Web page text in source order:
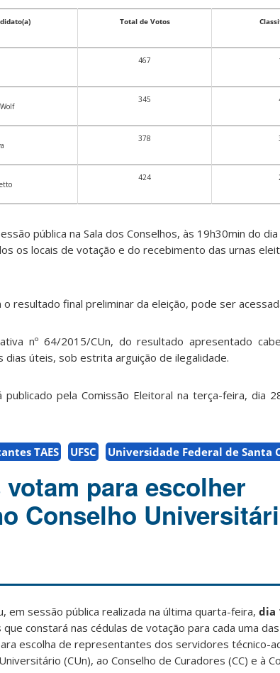
Total de Votos
467
345
378
424
pública na Sala dos Conselhos, às 19h30min do
os locais de votação e do recebimento das urnas
resultado final preliminar da eleição, pode ser
nº 64/2015/CUn, do resultado apresentado
úteis, sob estrita arguição de ilegalidade.
pela Comissão Eleitoral na terça-feira, dia
TAES UFSC Universidade Federal de Santa
para escolher
Conselho
em sessão pública realizada na última quarta-feira, dia
constará nas cédulas de votação para cada uma das
escolha de representantes dos servidores técnico-
(CUn), ao Conselho de Curadores (CC) e à